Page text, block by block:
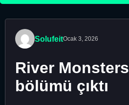
SolufeitOcak 3, 2026
River
bölümü çıktı